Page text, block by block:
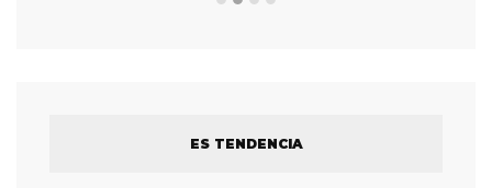
ES TENDENCIA